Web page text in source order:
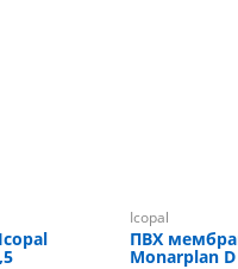
Icopal
ПВХ
Monarplan